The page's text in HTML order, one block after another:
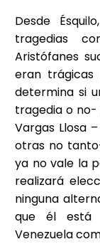
Desde
tragedias
Aristófanes
eran
determina si
tragedia o
Vargas Llosa
otras no
ya no vale la
realizará
ninguna
que él está
Venezuela